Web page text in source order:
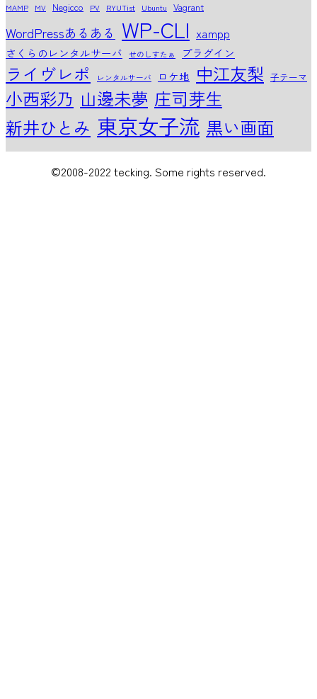
MAMP MV Negicco PV RYUTist Ubuntu Vagrant
WordPressあるある WP-CLI xampp
さくらのレンタルサーバ せのしすたぁ プラグイン
ライヴレポ レンタルサーバ ロケ地 中江友梨 子テーマ
小西彩乃 山邊未夢 庄司芽生
新井ひとみ 東京女子流 黒い画面
©2008-2022 tecking. Some rights reserved.